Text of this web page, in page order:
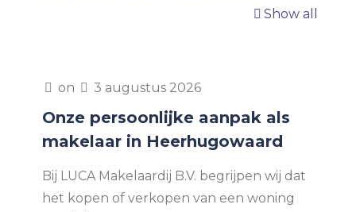
Show all
on 3 augustus 2026
Onze persoonlijke aanpak als
makelaar in Heerhugowaard
Bij LUCA Makelaardij B.V. begrijpen wij dat
het kopen of verkopen van een woning